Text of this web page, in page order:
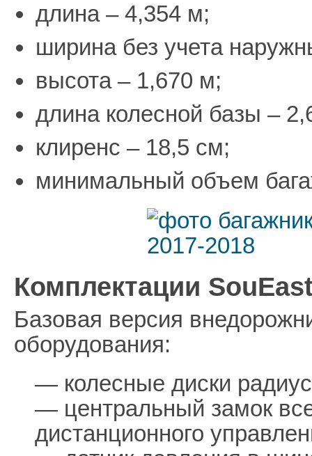
длина – 4,354 м;
ширина без учета
высота – 1,670 м;
длина колесной базы –
клиренс – 18,5 см;
минимальный объем
Комплектации
Базовая версия
оборудования:
— колесные диски
— центральный замок
дистанционного